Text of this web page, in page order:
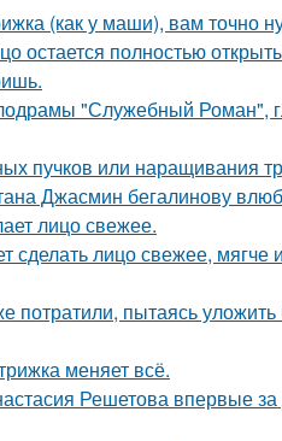
(как у маши), вам точно
остается полностью
"Служебный Роман",
пучков или наращивания
Джасмин бегалинову
лицо свежее.
лицо свежее, мягче
потратили, пытаясь
меняет всё.
Решетова впервые